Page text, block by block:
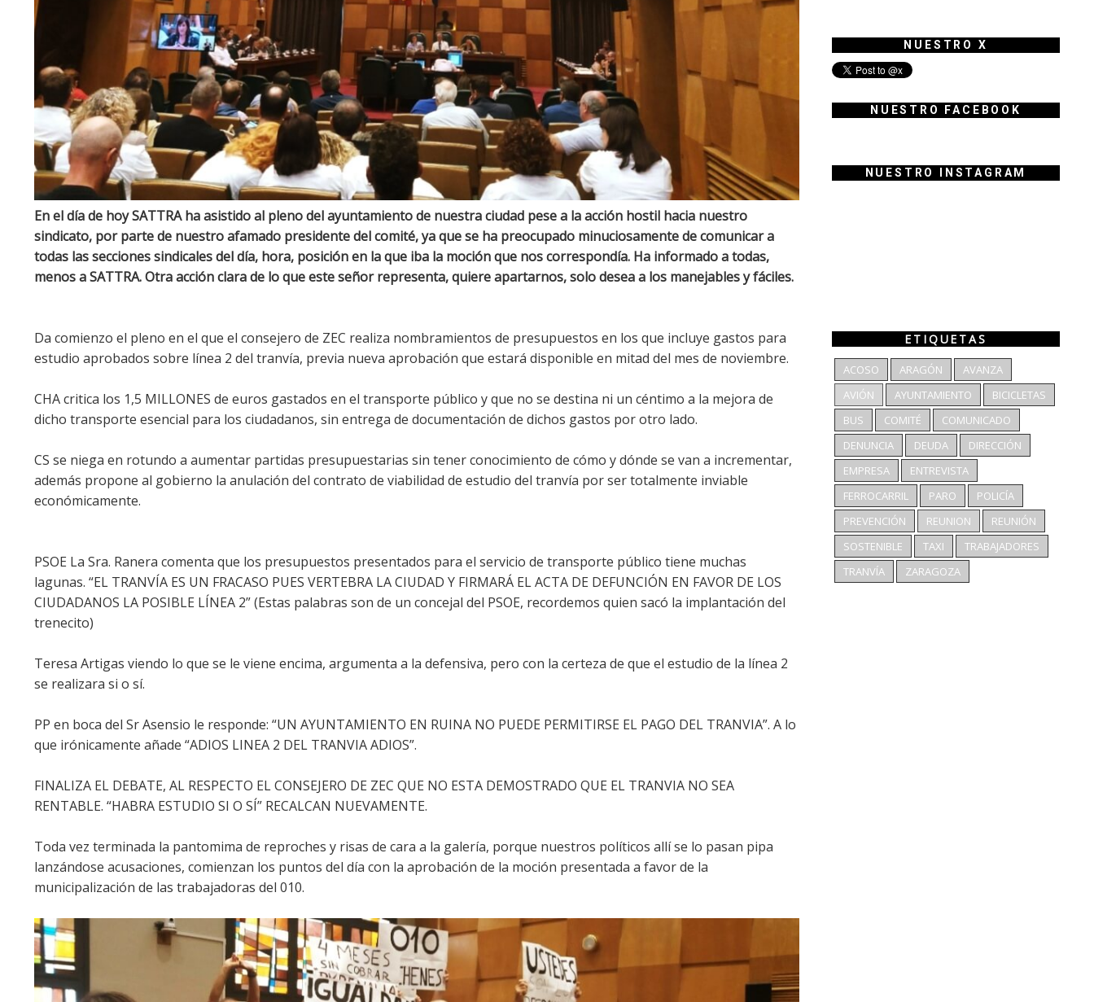
En el día de hoy SATTRA ha asistido al pleno del ayuntamiento de nuestra ciudad pese a la acción hostil hacia nuestro
sindicato, por parte de nuestro afamado presidente del comité, ya que se ha preocupado minuciosamente de comunicar a
todas las secciones sindicales del día, hora, posición en la que iba la moción que nos correspondía. Ha informado a todas,
menos a SATTRA. Otra acción clara de lo que este señor representa, quiere apartarnos, solo desea a los manejables y fáciles.
Da comienzo el pleno en el que el consejero de ZEC realiza nombramientos de presupuestos en los que incluye gastos para
estudio aprobados sobre línea 2 del tranvía, previa nueva aprobación que estará disponible en mitad del mes de noviembre.
CHA critica los 1,5 MILLONES de euros gastados en el transporte público y que no se destina ni un céntimo a la mejora de
dicho transporte esencial para los ciudadanos, sin entrega de documentación de dichos gastos por otro lado.
CS se niega en rotundo a aumentar partidas presupuestarias sin tener conocimiento de cómo y dónde se van a incrementar,
además propone al gobierno la anulación del contrato de viabilidad de estudio del tranvía por ser totalmente inviable
económicamente.
PSOE La Sra. Ranera comenta que los presupuestos presentados para el servicio de transporte público tiene muchas
lagunas. “EL TRANVÍA ES UN FRACASO PUES VERTEBRA LA CIUDAD Y FIRMARÁ EL ACTA DE DEFUNCIÓN EN FAVOR DE LOS
CIUDADANOS LA POSIBLE LÍNEA 2” (Estas palabras son de un concejal del PSOE, recordemos quien sacó la implantación del
trenecito)
Teresa Artigas viendo lo que se le viene encima, argumenta a la defensiva, pero con la certeza de que el estudio de la línea 2
se realizara si o sí.
PP en boca del Sr Asensio le responde: “UN AYUNTAMIENTO EN RUINA NO PUEDE PERMITIRSE EL PAGO DEL TRANVIA”. A lo
que irónicamente añade “ADIOS LINEA 2 DEL TRANVIA ADIOS”.
FINALIZA EL DEBATE, AL RESPECTO EL CONSEJERO DE ZEC QUE NO ESTA DEMOSTRADO QUE EL TRANVIA NO SEA
RENTABLE. “HABRA ESTUDIO SI O SÍ” RECALCAN NUEVAMENTE.
Toda vez terminada la pantomima de reproches y risas de cara a la galería, porque nuestros políticos allí se lo pasan pipa
lanzándose acusaciones, comienzan los puntos del día con la aprobación de la moción presentada a favor de la
municipalización de las trabajadoras del 010.
NUESTRO X
NUESTRO FACEBOOK
NUESTRO INSTAGRAM
ETIQUETAS
ACOSO ARAGÓN
AVANZA
AVIÓN
AYUNTAMIENTO
BICICLETAS
BUS
COMITÉ
COMUNICADO
DENUNCIA
DEUDA
DIRECCIÓN
EMPRESA
ENTREVISTA
FERROCARRIL
PARO
POLICÍA
PREVENCIÓN
REUNION
REUNIÓN
SOSTENIBLE
TAXI
TRABAJADORES
TRANVÍA
ZARAGOZA